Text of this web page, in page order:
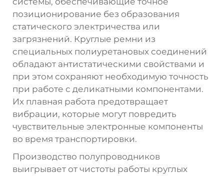
позиционирование без образования
статического электричества или
загрязнений. Круглые ремни из
специальных полиуретановых соединений
обладают антистатическими свойствами и
при этом сохраняют необходимую точность
при работе с деликатными компонентами.
Их плавная работа предотвращает
вибрации, которые могут повредить
чувствительные электронные компоненты
во время транспортировки.
Производство полупроводников
выигрывает от чистоты работы круглых